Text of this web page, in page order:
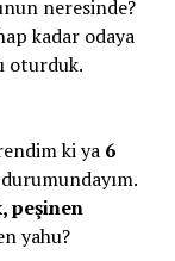
neresinde?
kadar odaya
oturduk.
ki ya 6
peşinen
yahu?